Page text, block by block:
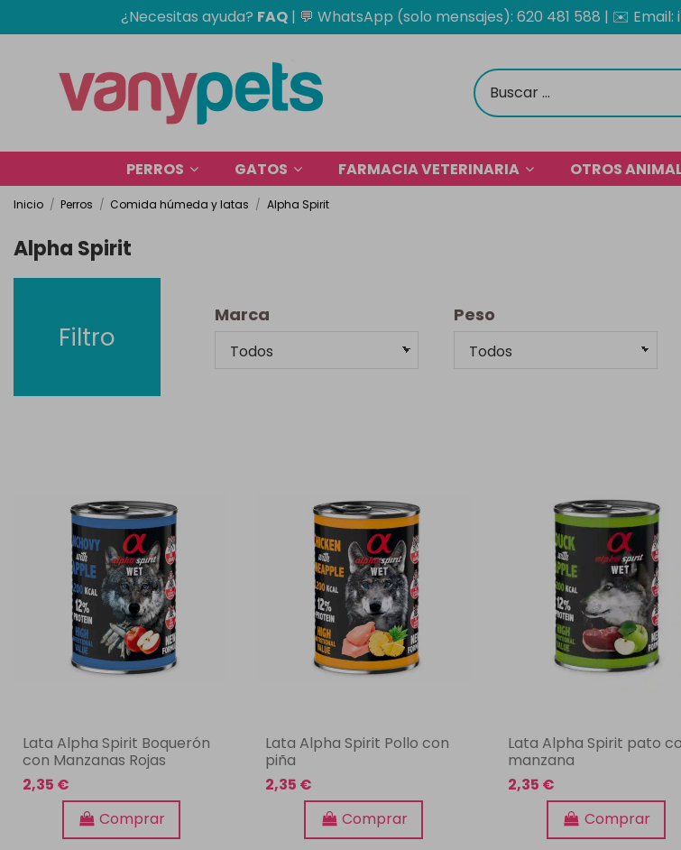
¿Necesitas ayuda? FAQ| 💬 WhatsApp (solo mensajes): 620 481 588 | ✉️
PERROS GATOS FARMACIA VETERINARIA OTROS
Inicio Perros Comida húmeda y latas Alpha Spirit
Alpha Spirit
Filtro
Marca Peso
Lata Alpha Spirit Boquerón
con Manzanas Rojas
2,35 €
Comprar
Lata Alpha Spirit Pollo con
piña
2,35 €
Comprar
Lata Alpha Spirit pato
manzana
2,35 €
Comprar